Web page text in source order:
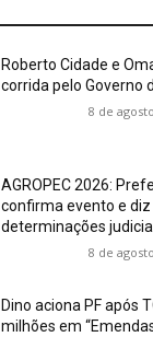
Roberto Cidade e
corrida pelo Governo
8 de
AGROPEC 2026:
confirma evento e
determinações
8 de
Dino aciona PF após
milhões em